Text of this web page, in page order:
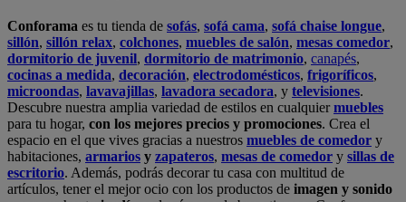
Conforama es tu tienda de sofás, sofá cama, sofá chaise longue,
sillón, sillón relax, colchones, muebles de salón, mesas comedor,
dormitorio de juvenil, dormitorio de matrimonio, canapés,
cocinas a medida, decoración, electrodomésticos, frigoríficos,
microondas, lavavajillas, lavadora secadora, y televisiones.
Descubre nuestra amplia variedad de estilos en cualquiermuebles
para tu hogar, con los mejores precios y promociones. Crea el
espacio en el que vives gracias a nuestros muebles de comedor y
habitaciones, armarios y zapateros, mesas de comedor y sillas de
escritorio. Además, podrás decorar tu casa con multitud de
artículos, tener el mejor ocio con los productos de imagen y sonido